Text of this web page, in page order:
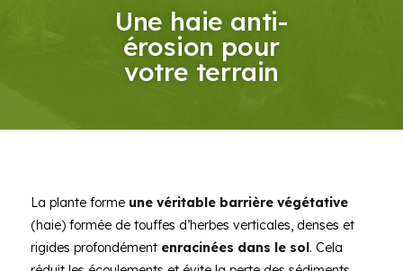
Une haie anti-
érosion pour
votre terrain
La plante forme une véritable barrière végétative
(haie) formée de touffes d’herbes verticales, denses et
rigides profondément enracinées dans le sol. Cela